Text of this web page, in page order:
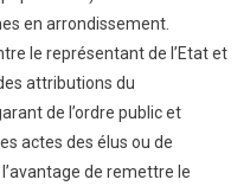
en arrondissement.
le représentant de l’Etat et
attributions du
de l’ordre public et
actes des élus ou de
de remettre le